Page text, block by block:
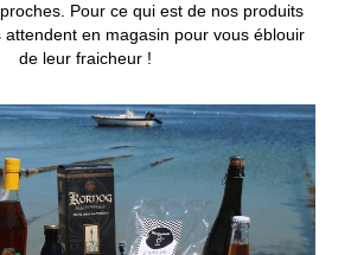
Pour ce qui est de nos produits
attendent en magasin pour vous éblouir
de leur fraicheur !